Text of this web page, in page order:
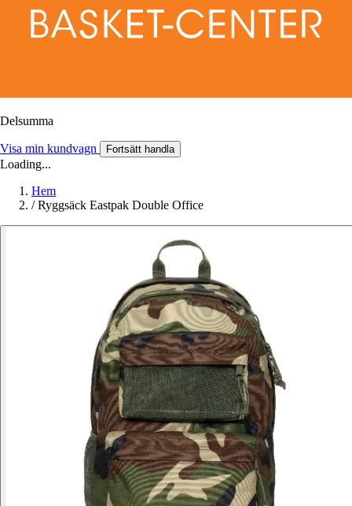
Delsumma
Visa min kundvagn Fortsätt handla
Loading...
Hem
/ Ryggsäck Eastpak Double Office